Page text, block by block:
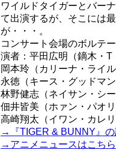
ワイルドタイガーとバー
て出演するが、そこには
が・・・。
コンサート会場のボルテ
演者：平田広明（鏑木・T
岡本玲（カリーナ・ライ
永徳（キース・グッドマ
林野健志（ネイサン・シ
佃井皆美（ホァン・パオ
高崎翔太（イワン・カレ
→『TIGER & BUNNY』
→アニメニュースはこちら